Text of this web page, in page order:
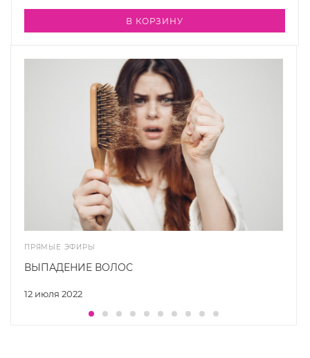
В КОРЗИНУ
ПРЯМЫЕ ЭФИРЫ
12 июля 2022
ВЫПАДЕНИЕ ВОЛОС